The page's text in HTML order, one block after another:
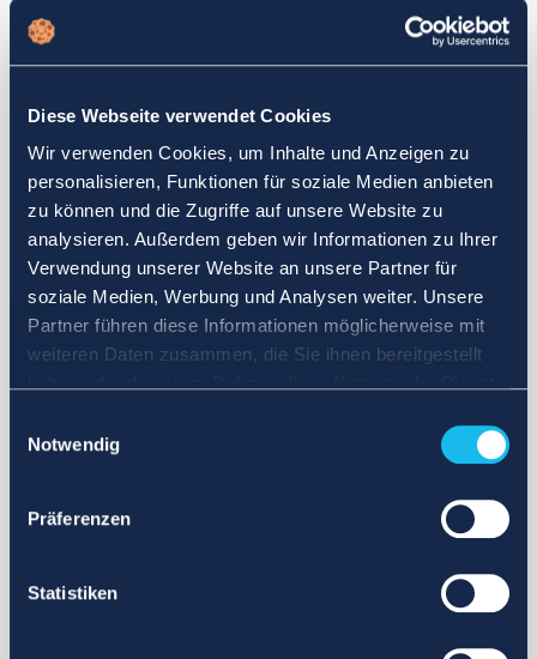
Diese Webseite verwendet Cookies
Wir verwenden Cookies, um Inhalte und Anzeigen zu
personalisieren, Funktionen für soziale Medien anbieten
zu können und die Zugriffe auf unsere Website zu
analysieren. Außerdem geben wir Informationen zu Ihrer
Verwendung unserer Website an unsere Partner für
soziale Medien, Werbung und Analysen weiter. Unsere
Partner führen diese Informationen möglicherweise mit
weiteren Daten zusammen, die Sie ihnen bereitgestellt
Notwendig
Präferenzen
Statistiken